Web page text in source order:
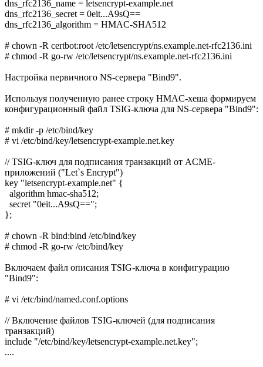
dns_rfc2136_name = letsencrypt-example.net
dns_rfc2136_secret = 0eit...A9sQ==
dns_rfc2136_algorithm = HMAC-SHA512
# chown -R certbot:root /etc/letsencrypt/ns.example.net-rfc2136.ini
# chmod -R go-rw /etc/letsencrypt/ns.example.net-rfc2136.ini
Настройка первичного NS-сервера "Bind9".
Используя полученную ранее строку HMAC-хеша формируем
конфигурационный файл TSIG-ключа для NS-сервера "Bind9":
# mkdir -p /etc/bind/key
# vi /etc/bind/key/letsencrypt-example.net.key
// TSIG-ключ для подписания транзакций от ACME-
приложений ("Let`s Encrypt")
key "letsencrypt-example.net" {
algorithm hmac-sha512;
secret "0eit...A9sQ==";
};
# chown -R bind:bind /etc/bind/key
# chmod -R go-rw /etc/bind/key
Включаем файл описания TSIG-ключа в конфигурацию
"Bind9":
# vi /etc/bind/named.conf.options
// Включение файлов TSIG-ключей (для подписания
транзакций)
include "/etc/bind/key/letsencrypt-example.net.key";
....